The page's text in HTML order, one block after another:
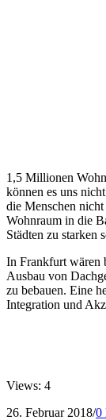
1,5 Millionen
können es uns
die Menschen
Wohnraum in die
Städten zu starken
In Frankfurt wären
Ausbau von
zu bebauen. Eine
Integration und
Views: 4
26. Februar 2018/0